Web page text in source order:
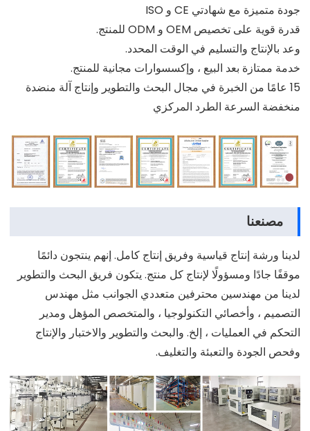
جودة متميزة مع شهادتي CE و ISO
قدرة قوية على تخصيص OEM و ODM للمنتج.
وعد بالإنتاج والتسليم في الوقت المحدد.
خدمة ممتازة بعد البيع ، وإكسسوارات مجانية للمنتج.
15 عامًا من الخبرة في مجال البحث والتطوير وإنتاج آلة منضدة
منخفضة السرعة الطرد المركزي
مصنعنا
لدينا ورشة إنتاج قياسية وفريق إنتاج كامل. إنهم ينتجون دائمًا
موقفًا جادًا ومسؤولًا لإنتاج كل منتج. يتكون فريق البحث والتطوير
لدينا من مهندسين محترفين متعددي الجوانب مثل مهندس
التصميم ، وأخصائي التكنولوجيا ، والمتخصص المؤهل ومدير
التحكم في العمليات ، إلخ. والبحث والتطوير والاختبار والإنتاج
وفحص الجودة والتعبئة والتغليف.